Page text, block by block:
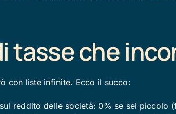
tasse che
con liste infinite. Ecco il succo:
reddito delle società: 0% se sei piccolo